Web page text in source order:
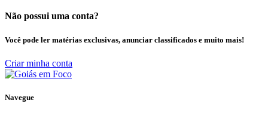
Não possui uma conta?
Você pode ler matérias exclusivas, anunciar classificados e muito mais!
Criar minha conta
Navegue